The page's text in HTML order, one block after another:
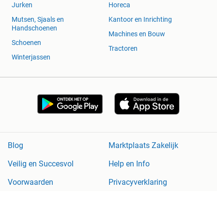
Jurken
Mutsen, Sjaals en
Handschoenen
Schoenen
Winterjassen
Horeca
Kantoor en Inrichting
Machines en Bouw
Tractoren
Blog
Marktplaats Zakelijk
Veilig en Succesvol
Help en Info
Voorwaarden
Privacyverklaring